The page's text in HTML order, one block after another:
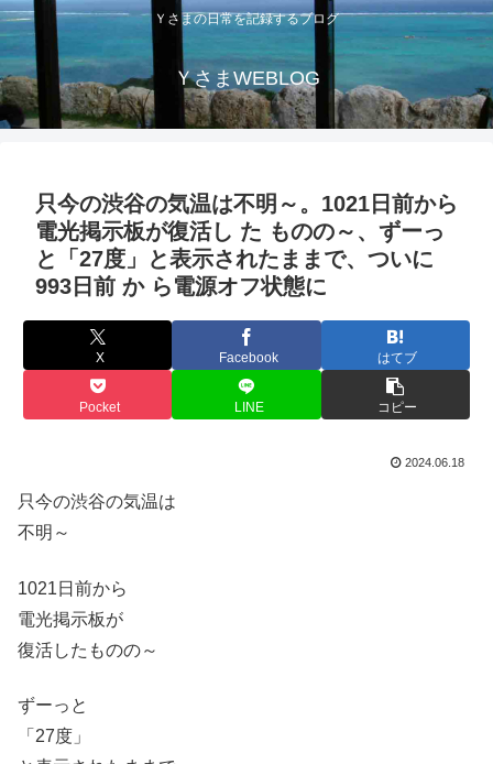
Ｙさまの日常を記録するブログ
ＹさまWEBLOG
只今の渋谷の気温は不明～。1021日前から
電光掲示板が復活し た ものの～、ずーっ
と「27度」と表示されたままで、ついに
993日前 か ら電源オフ状態に
X Facebook はてブ
Pocket LINE コピー
2024.06.18
只今の渋谷の気温は
不明～
1021日前から
電光掲示板が
復活したものの～
ずーっと
「27度」